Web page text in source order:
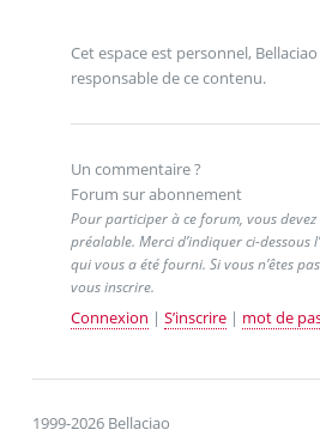
Cet espace est personnel,
responsable de ce contenu.
Un commentaire ?
Forum sur abonnement
Pour participer à ce forum, vous
préalable. Merci d’indiquer ci-dessous
qui vous a été fourni. Si vous n’êtes
vous inscrire.
Connexion | S’inscrire| mot de
1999-2026 Bellaciao